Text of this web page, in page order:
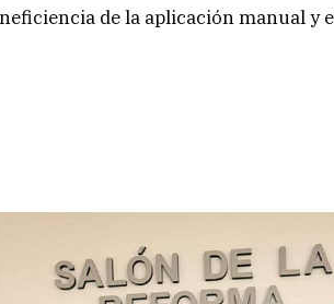
de la aplicación manual y